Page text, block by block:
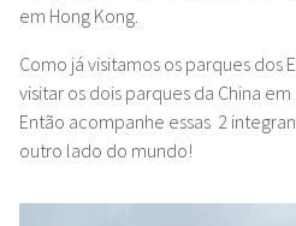
em Hong Kong.
Como já visitamos os parques dos
visitar os dois parques da China
Então acompanhe essas 2
outro lado do mundo!